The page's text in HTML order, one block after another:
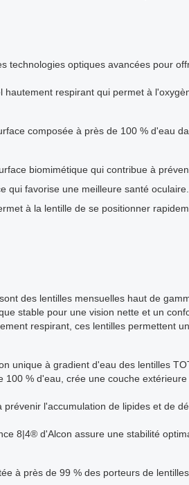
technologies optiques avancées pour
hautement respirant qui permet à
composée à près de 100 % d'eau
biomimétique qui contribue à
qui favorise une meilleure santé oculaire.
à la lentille de se positionner
des lentilles mensuelles haut de
stable pour une vision nette et un
respirant, ces lentilles permettent
unique à gradient d'eau des lentilles
% d'eau, crée une couche
l'accumulation de lipides et de
8|4® d'Alcon assure une stabilité
à près de 99 % des porteurs de